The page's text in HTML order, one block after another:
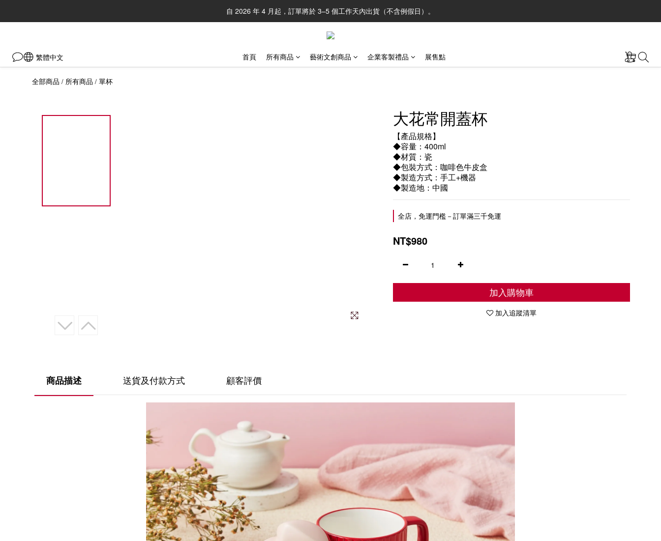
自 2026 年 4 月起，訂單將於 3–5 個工作天內出貨（不含例假日）。
繁體中文 首頁 所有商品 藝術文創商品 企業客製禮品 展售點
全部商品 / 所有商品 / 單杯
大花常開蓋杯
【產品規格】
◆容量：400ml
◆材質：瓷
◆包裝方式：咖啡色牛皮盒
◆製造方式：手工+機器
◆製造地：中國
全店，免運門檻－訂單滿三千免運
NT$980
加入購物車
加入追蹤清單
商品描述 送貨及付款方式 顧客評價